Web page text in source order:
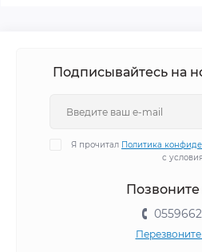
Подписывайтесь на
Я прочитал Политика
с